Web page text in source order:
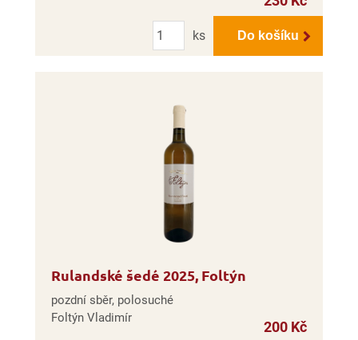
Počet
ks
Do košíku
Rulandské šedé 2025, Foltýn
pozdní sběr, polosuché
Foltýn Vladimír
200 Kč